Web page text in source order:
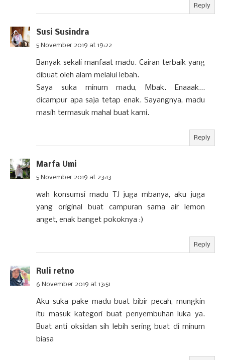
Reply
Susi Susindra
5 November 2019 at 19:22
Banyak sekali manfaat madu. Cairan terbaik yang
dibuat oleh alam melalui lebah.
Saya suka minum madu, Mbak. Enaaak...
dicampur apa saja tetap enak. Sayangnya, madu
masih termasuk mahal buat kami.
Reply
Marfa Umi
5 November 2019 at 23:13
wah konsumsi madu TJ juga mbanya, aku juga
yang original buat campuran sama air lemon
anget, enak banget pokoknya :)
Reply
Ruli retno
6 November 2019 at 13:51
Aku suka pake madu buat bibir pecah, mungkin
itu masuk kategori buat penyembuhan luka ya.
Buat anti oksidan sih lebih sering buat di minum
biasa